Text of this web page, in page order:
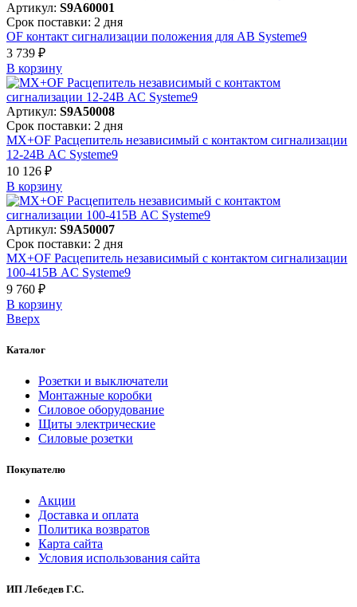
Артикул: S9A60001
Срок поставки: 2 дня
OF контакт сигнализации положения для АВ Systeme9
3 739 ₽
В корзинy
Артикул: S9A50008
Срок поставки: 2 дня
MX+OF Расцепитель независимый с контактом сигнализации
12-24В AC Systeme9
10 126 ₽
В корзинy
Артикул: S9A50007
Срок поставки: 2 дня
MX+OF Расцепитель независимый с контактом сигнализации
100-415В AC Systeme9
9 760 ₽
В корзинy
Вверх
Каталог
Розетки и выключатели
Монтажные коробки
Силовое оборудование
Щиты электрические
Силовые розетки
Покупателю
Акции
Доставка и оплата
Политика возвратов
Карта сайта
Условия использования сайта
ИП Лебедев Г.С.